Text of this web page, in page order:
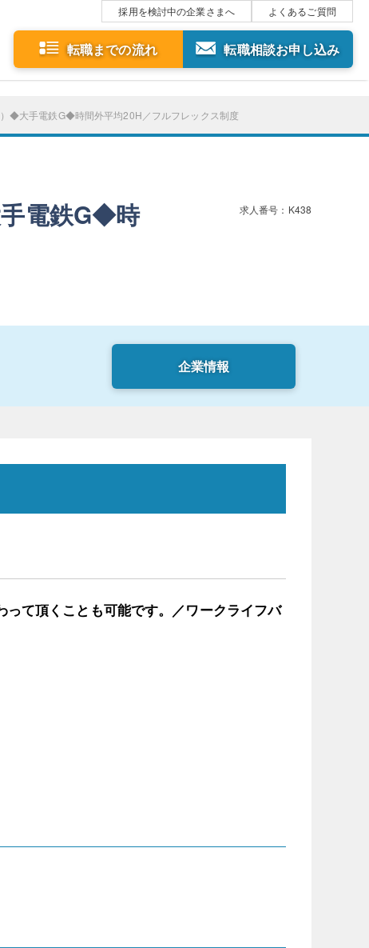
採用を検討中の企業さまへ よくあるご質問
転職までの流れ 転職相談お申し込み
◆大手電鉄G◆時間外平均20H／フルフレックス制度
電鉄G◆時
求人番号：K438
企業情報
て頂くことも可能です。／ワークライフバ